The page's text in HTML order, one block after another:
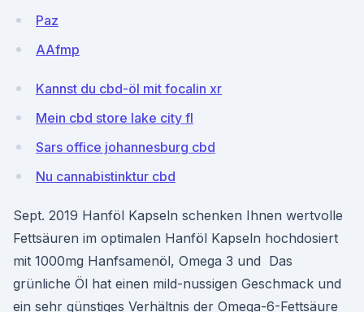
Paz
AAfmp
Kannst du cbd-öl mit focalin xr
Mein cbd store lake city fl
Sars office johannesburg cbd
Nu cannabistinktur cbd
Sept. 2019 Hanföl Kapseln schenken Ihnen wertvolle
Fettsäuren im optimalen Hanföl Kapseln hochdosiert
mit 1000mg Hanfsamenöl, Omega 3 und Das
grünliche Öl hat einen mild-nussigen Geschmack und
ein sehr günstiges Verhältnis der Omega-6-Fettsäure